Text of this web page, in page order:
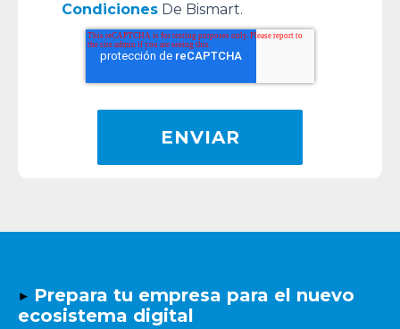
Condiciones De Bismart.
▶️ Prepara tu empresa para el nuevo
ecosistema digital